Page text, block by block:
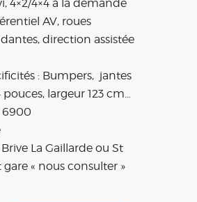
4×2/4×4 à la demande
AV, roues
direction assistée
: Bumpers, jantes
pouces, largeur 123 cm…
6900
La Gaillarde ou St
« nous consulter »